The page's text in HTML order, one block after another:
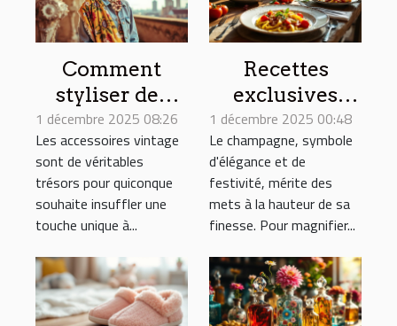
Comment
styliser des
accessoires
vintage pour
un look
moderne ?
1 décembre 2025 08:26
Les accessoires vintage
sont de véritables
trésors pour quiconque
souhaite insuffler une
touche unique à...
Recettes
exclusives
pour
accompagner
votre
champagne
1 décembre 2025 00:48
Le champagne, symbole
d'élégance et de
festivité, mérite des
mets à la hauteur de sa
finesse. Pour magnifier...